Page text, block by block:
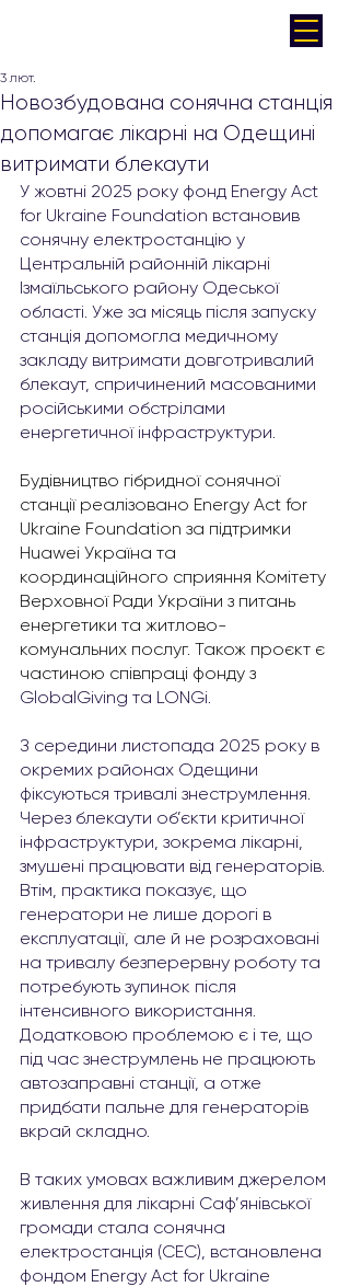
Новозбудована сонячна станція
допомагає лікарні на Одещині
витримати блекаути
3 лют.
У жовтні 2025 року фонд Energy Act
for Ukraine Foundation встановив
сонячну електростанцію у
Центральній районній лікарні
Ізмаїльського району Одеської
області. Уже за місяць після запуску
станція допомогла медичному
закладу витримати довготривалий
блекаут, спричинений масованими
російськими обстрілами
енергетичної інфраструктури.
Будівництво гібридної сонячної
станції реалізовано Energy Act for
Ukraine Foundation за підтримки
Huawei Україна та
координаційного сприяння Комітету
Верховної Ради України з питань
енергетики та житлово-
комунальних послуг. Також проєкт є
частиною співпраці фонду з
GlobalGiving та LONGi.
З середини листопада 2025 року в
окремих районах Одещини
фіксуються тривалі знеструмлення.
Через блекаути об’єкти критичної
інфраструктури, зокрема лікарні,
змушені працювати від генераторів.
Втім, практика показує, що
генератори не лише дорогі в
експлуатації, але й не розраховані
на тривалу безперервну роботу та
потребують зупинок після
інтенсивного використання.
Додатковою проблемою є і те, що
під час знеструмлень не працюють
автозаправні станції, а отже
придбати пальне для генераторів
вкрай складно.
В таких умовах важливим джерелом
живлення для лікарні Саф’янівської
громади стала сонячна
електростанція (СЕС), встановлена
фондом Energy Act for Ukraine